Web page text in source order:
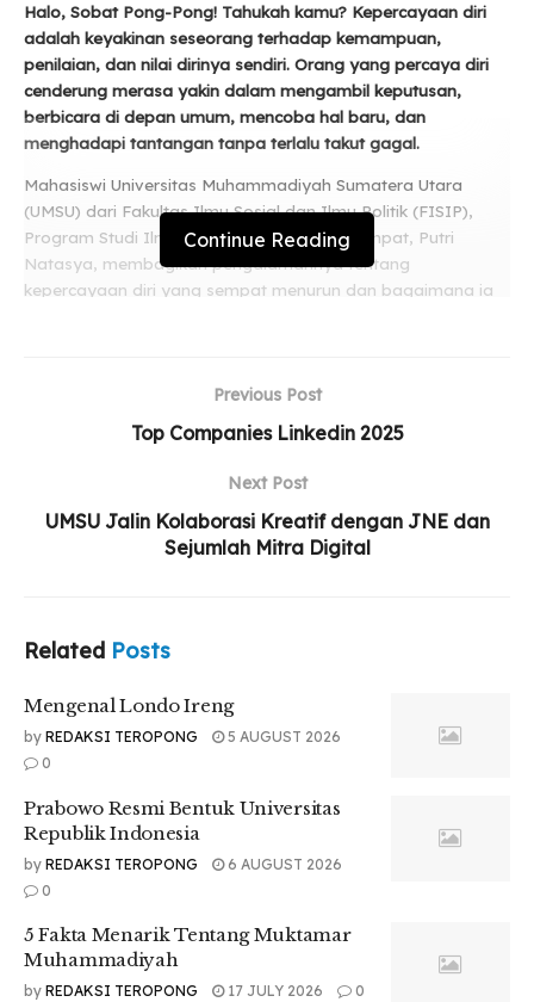
Halo, Sobat Pong-Pong! Tahukah kamu? Kepercayaan diri
adalah keyakinan seseorang terhadap kemampuan,
penilaian, dan nilai dirinya sendiri. Orang yang percaya diri
cenderung merasa yakin dalam mengambil keputusan,
berbicara di depan umum, mencoba hal baru, dan
menghadapi tantangan tanpa terlalu takut gagal.
Mahasiswi Universitas Muhammadiyah Sumatera Utara
(UMSU) dari Fakultas Ilmu Sosial dan Ilmu Politik (FISIP),
Program Studi Ilmu Komunikasi semester empat, Putri
Natasya, membagikan pengalamannya tentang
kepercayaan diri yang sempat menurun dan bagaimana ia
Mengenal Londo Ireng
Prabowo Resmi Bentuk Universitas Republik
5 Fakta Menarik Tentang Muktamar
Muhammadiyah
“Ya, tentu saja saya pernah mengalami masa-masa sulit
dengan kepercayaan diri yang rendah. Saat itu, saya
mencoba untuk merenung dan mengevaluasi diri. Saya juga
mencari dukungan dari teman dan keluarga, serta
mengambil langkah kecil untuk memperbaiki diri, seperti
mengikuti kursus untuk meningkatkan keterampilan,”
Ia juga menyampaikan saran kepada kita yang sedang
“Saya sarankan untuk mulai dengan menerima diri sendiri
serta mengenali kelebihan dan kekurangan. Cobalah keluar
Continue Reading
Previous Post
Top Companies Linkedin 2025
Next Post
UMSU Jalin Kolaborasi Kreatif dengan JNE dan
Sejumlah Mitra Digital
Related Posts
Mengenal Londo Ireng
by REDAKSI TEROPONG
5 AUGUST 2026
0
Prabowo Resmi Bentuk Universitas
Republik Indonesia
by REDAKSI TEROPONG
6 AUGUST 2026
0
5 Fakta Menarik Tentang Muktamar
Muhammadiyah
by REDAKSI TEROPONG 17 JULY 2026 0